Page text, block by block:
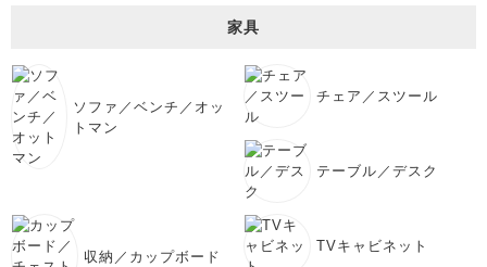
家具
ソファ／ベンチ／オッ
トマン
チェア／スツール
テーブル／デスク
収納／カップボード
TVキャビネット